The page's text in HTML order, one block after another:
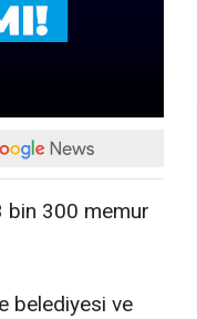
bin 300 memur
belediyesi ve